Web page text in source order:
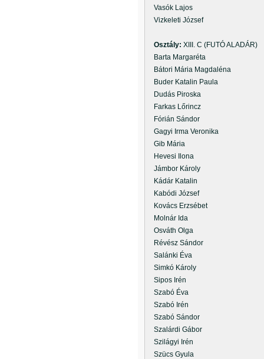
Vasók Lajos
Vizkeleti József
Osztály: XIII. C (FUTÓ ALADÁR)
Barta Margaréta
Bátori Mária Magdaléna
Buder Katalin Paula
Dudás Piroska
Farkas Lőrincz
Fórián Sándor
Gagyi Irma Veronika
Gib Mária
Hevesi Ilona
Jámbor Károly
Kádár Katalin
Kabódi József
Kovács Erzsébet
Molnár Ida
Osváth Olga
Révész Sándor
Salánki Éva
Simkó Károly
Sipos Irén
Szabó Éva
Szabó Irén
Szabó Sándor
Szalárdi Gábor
Szilágyi Irén
Szücs Gyula